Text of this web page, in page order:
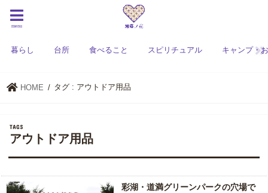
menu
暮らし 台所 食べること スピリチュアル キャンプ・
HOME タグ : アウトドア用品
アウトドア用品
彩湖・道満グリーンパークの穴場で